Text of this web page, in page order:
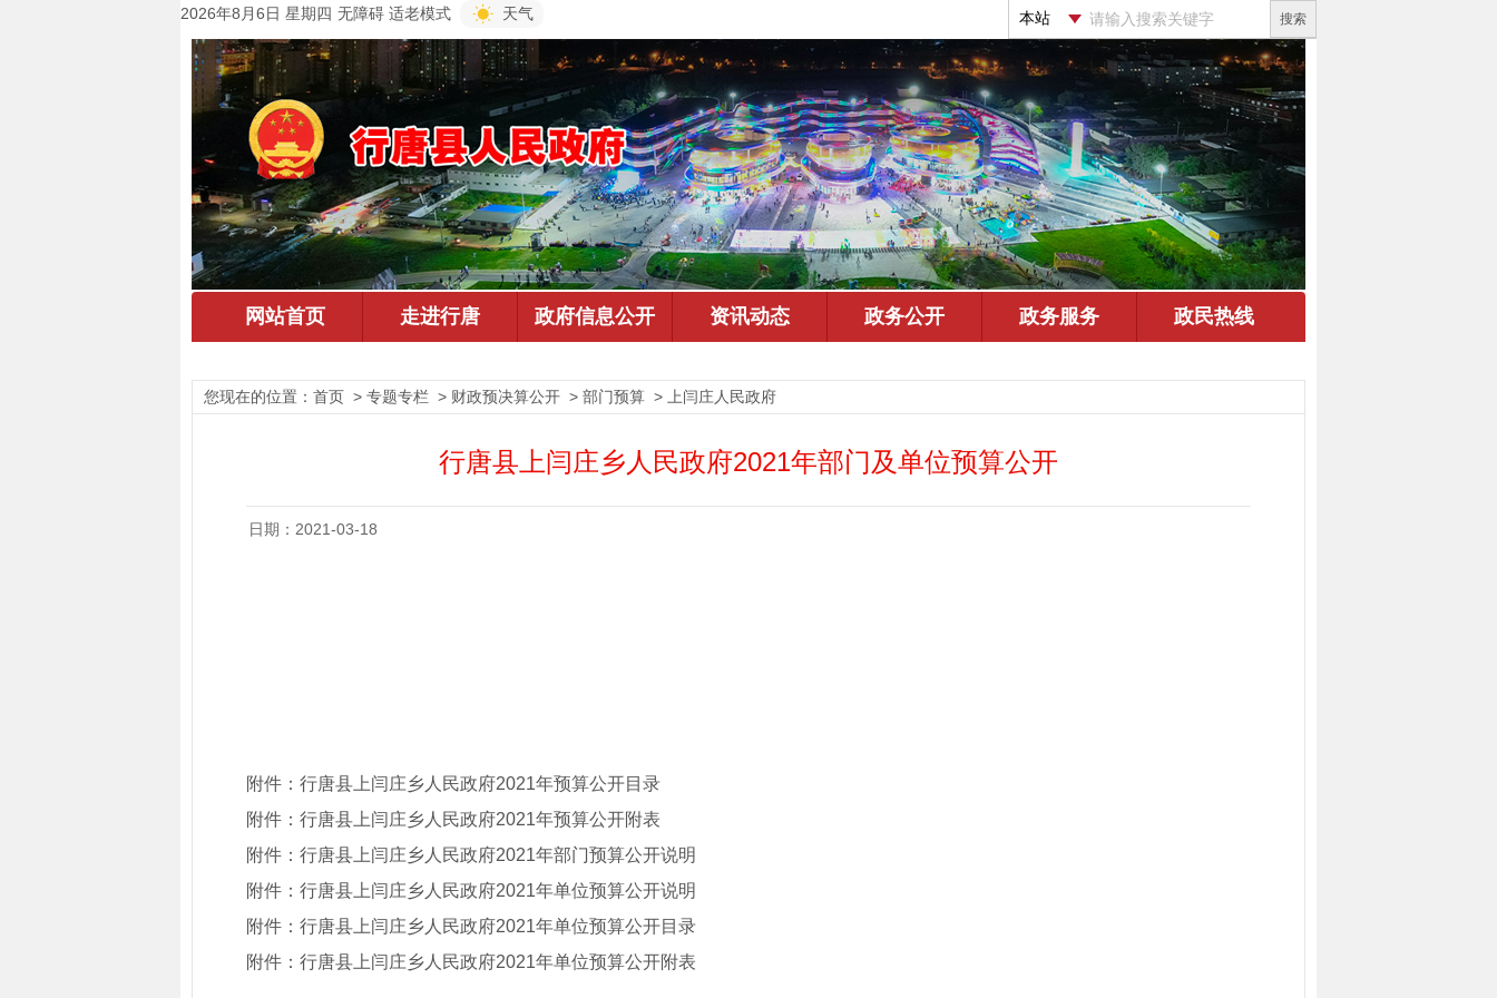
2026年8月6日 星期四 无障碍 适老模式 天气 搜索
您现在的位置： 首页 > 专题专栏 > 财政预决算公开 > 部门预算 > 上闫庄人民政府
行唐县上闫庄乡人民政府2021年部门及单位预算公开
日期：2021-03-18
附件： 行唐县上闫庄乡人民政府2021年预算公开目录
附件： 行唐县上闫庄乡人民政府2021年预算公开附表
附件： 行唐县上闫庄乡人民政府2021年部门预算公开说明
附件： 行唐县上闫庄乡人民政府2021年单位预算公开说明
附件： 行唐县上闫庄乡人民政府2021年单位预算公开目录
附件： 行唐县上闫庄乡人民政府2021年单位预算公开附表